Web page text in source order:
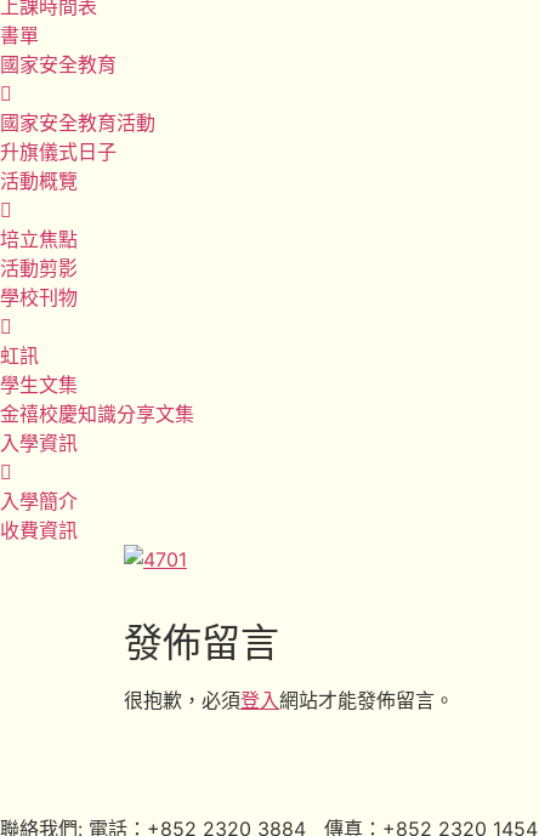
上課時間表
書單
國家安全教育
國家安全教育活動
升旗儀式日子
活動概覽
培立焦點
活動剪影
學校刊物
虹訊
學生文集
金禧校慶知識分享文集
入學資訊
入學簡介
收費資訊
發佈留言
很抱歉，必須登入網站才能發佈留言。
聯絡我們: 電話：+852 2320 3884 傳真：+852 2320 1454